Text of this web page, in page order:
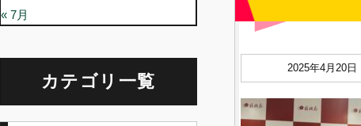
2025年4月20日
« 7月
カテゴリ一覧